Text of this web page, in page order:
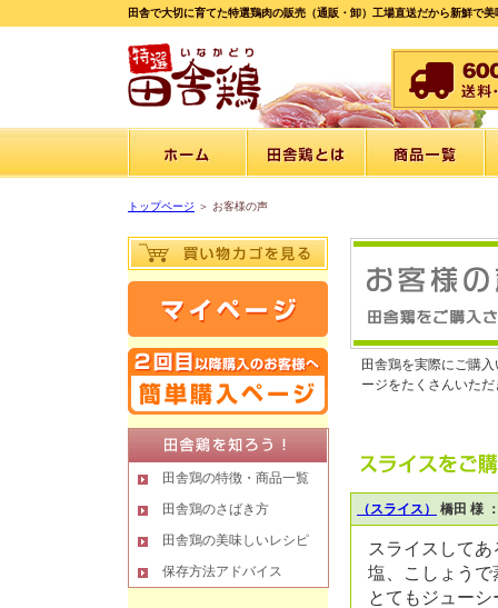
田舎で大切に育てた特選鶏肉の販売（通販・卸）工場直送だから新鮮で
トップページ ＞ お客様の声
田舎鶏の特徴・商品一覧
田舎鶏のさばき方
田舎鶏の美味しいレシピ
保存方法アドバイス
田舎鶏を実際にご購
ージをたくさんいた
（スライス） 橋田 様
スライスして
塩、こしょう
とてもジュー